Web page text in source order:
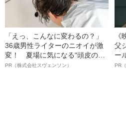
「えっ、こんなに変わるの？」
36歳男性ライターのニオイが激
変！ 夏場に気になる“頭皮のニ
オイ”や“ベタつき”を解消す
PR（株式会社スヴェンソン）
父
ー
ル
PR